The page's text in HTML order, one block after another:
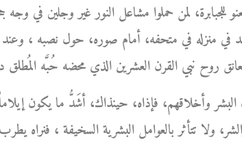
للجبابرة، لمن حملوا مشاعل النور غير وجلين في
في منزله في متحفه، أمام صوره، حول نصبه ،
وأخلاقهم، فإذاه، حينذاك، أشَدُّ ما يكون
ولا تتأثر بالعوامل البشرية السخيفة ، فنراه